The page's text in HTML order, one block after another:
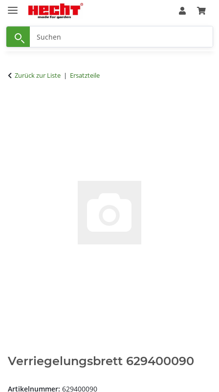
Zurück zur Liste Ersatzteile
Verriegelungsbrett 629400090
Artikelnummer: 629400090